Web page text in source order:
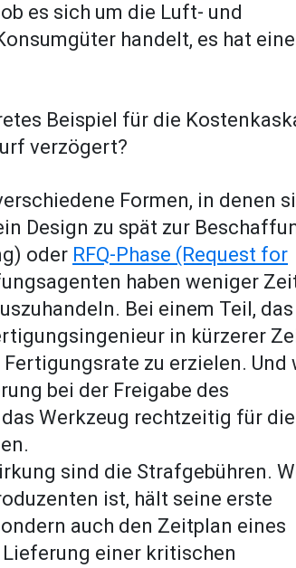
es sich um die Luft- und
handelt, es hat
Beispiel für die
verzögert?
Formen, in denen
Design zu spät zur
oder RFQ-Phase (Request for
haben weniger
Bei einem Teil,
in kürzerer
zu erzielen. Und
bei der Freigabe des
Werkzeug rechtzeitig für die
sind die Strafgebühren.
ist, hält seine erste
auch den Zeitplan eines
einer kritischen